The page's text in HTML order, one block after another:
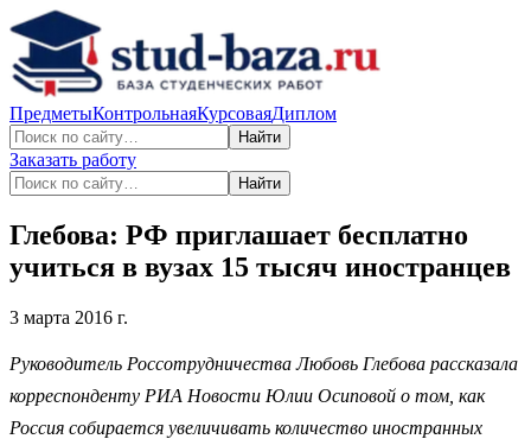
ПредметыКонтрольнаяКурсоваяДиплом
Найти
Заказать работу
Найти
Глебова: РФ приглашает бесплатно
учиться в вузах 15 тысяч иностранцев
3 марта 2016 г.
Руководитель Россотрудничества Любовь Глебова рассказала
корреспонденту РИА Новости Юлии Осиповой о том, как
Россия собирается увеличивать количество иностранных